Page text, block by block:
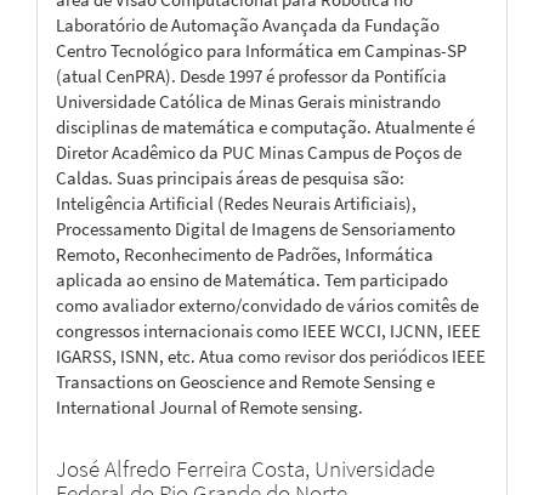
Laboratório de Automação Avançada da Fundação
Centro Tecnológico para Informática em Campinas-SP
(atual CenPRA). Desde 1997 é professor da Pontifícia
Universidade Católica de Minas Gerais ministrando
disciplinas de matemática e computação. Atualmente é
Diretor Acadêmico da PUC Minas Campus de Poços de
Caldas. Suas principais áreas de pesquisa são:
Inteligência Artificial (Redes Neurais Artificiais),
Processamento Digital de Imagens de Sensoriamento
Remoto, Reconhecimento de Padrões, Informática
aplicada ao ensino de Matemática. Tem participado
como avaliador externo/convidado de vários comitês de
congressos internacionais como IEEE WCCI, IJCNN, IEEE
IGARSS, ISNN, etc. Atua como revisor dos periódicos IEEE
Transactions on Geoscience and Remote Sensing e
International Journal of Remote sensing.
José Alfredo Ferreira Costa, Universidade